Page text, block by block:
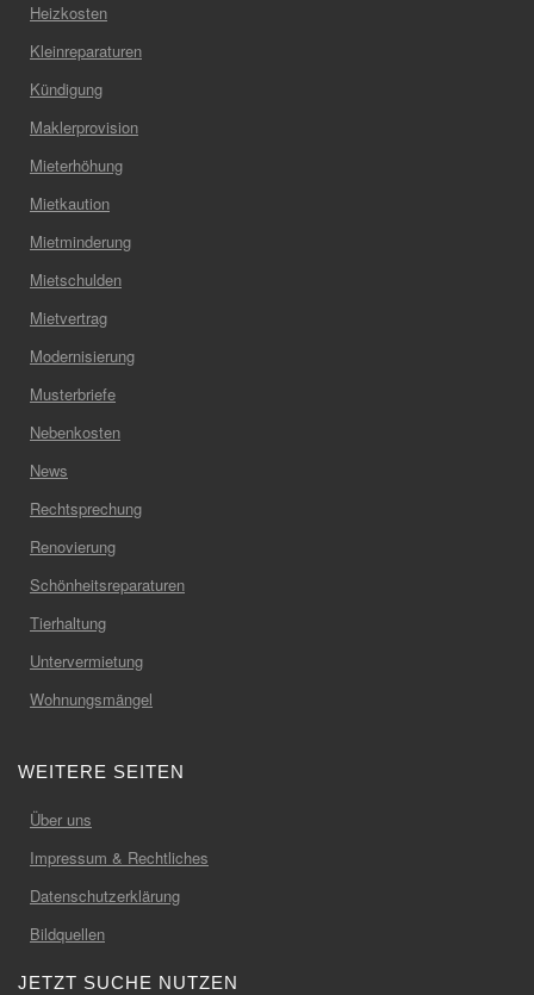
Heizkosten
Kleinreparaturen
Kündigung
Maklerprovision
Mieterhöhung
Mietkaution
Mietminderung
Mietschulden
Mietvertrag
Modernisierung
Musterbriefe
Nebenkosten
News
Rechtsprechung
Renovierung
Schönheitsreparaturen
Tierhaltung
Untervermietung
Wohnungsmängel
WEITERE SEITEN
Über uns
Impressum & Rechtliches
Datenschutzerklärung
Bildquellen
JETZT SUCHE NUTZEN